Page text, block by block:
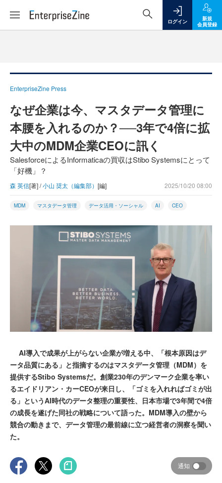
ログイン
新規
会員登録
EnterpriseZine Press
なぜ企業は今、マスタデータ管理に
本腰を入れるのか？──3年で4倍に拡
大中のMDM企業CEOに訊く
SalesforceによるInformaticaの買収はStibo Systemsにとって
「好機」？
森 英信[著] /小山 奨太（編集部） [編] 2025/10/20 08:00
MDM マスタデータ管理 データ活用・ソーシャル AI CEO
AI導入で成果が上がらない企業が増える中、「根本原因はデ
ータ品質にある」と指摘するのはマスタデータ管理（MDM）を
提供するStibo Systemsだ。創業230年のデンマーク企業を率い
るエイドリアン・カーCEOが来日し、「ゴミを入れればゴミが出
る」というAI時代のデータ整理の重要性、日本市場で3年間で4倍
の成長を遂げた同社の戦略について語った。MDM導入の壁から
競合の動きまで、データ管理の最前線に立つ経営者の洞察を聞い
た。
通知